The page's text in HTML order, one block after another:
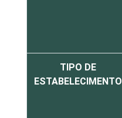
TIPO DE
ESTABELECIMENTO